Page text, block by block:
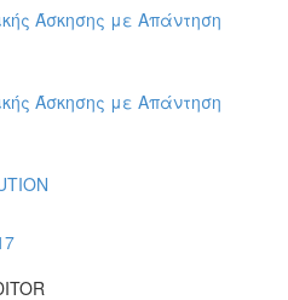
Άσκησης με Απάντηση
Άσκησης με Απάντηση